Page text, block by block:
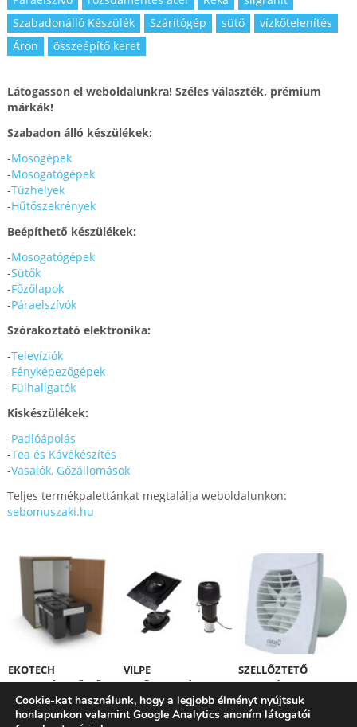
Szabadonálló Készülék
Szárítógép sütő
vízkőtelenítés
Áron
összeépítő keret
Látogasson el weboldalunkra! Széles választék, prémium
márkák!
Szabadon álló készülékek:
-Mosógépek
-Mosogatógépek
-Tűzhelyek
-Hűtőszekrények
Beépíthető készülékek:
-Mosogatógépek
-Sütők
-Főzőlapok
-Páraelszívók
Szórakoztató elektronika:
-Televíziók
-Fényképezőgépek
-Fülhallgatók
Kiskészülékek:
-Padlóápolás
-Tea és Kávékészítés
-Vasalók, Gőzállomások
Teljes termékpalettánkat megtalálja weboldalunkon:
sebomuszaki.hu
EKOTECH
HULLADÉKGYŰJTŐK
VILPE
TETŐVENTILÁTOROK
SZELLŐZTETŐ
VENTILÁTORT
VÁSÁROLT ÉS NEM
SZÍV? NEM A
Cookie-kat használunk, hogy a legjobb élményt nyújtsuk
honlapunkon valamint Google Analytics anoním látogatói